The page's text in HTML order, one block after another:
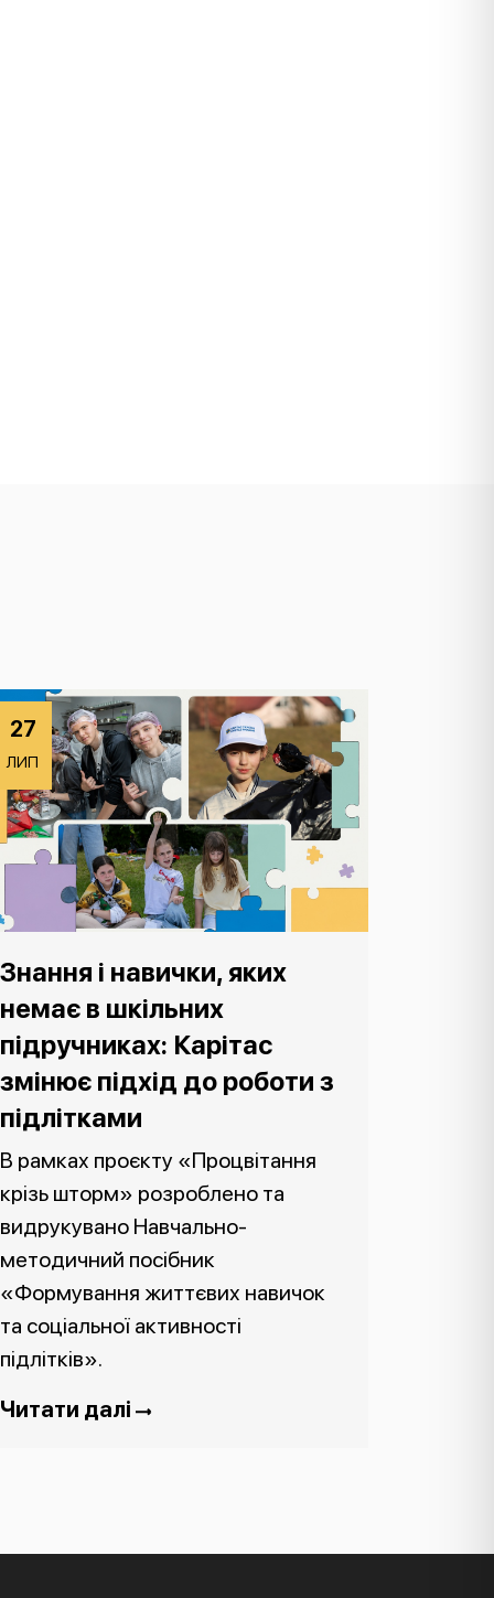
27
ЛИП
Знання і навички, яких
немає в шкільних
підручниках: Карітас
змінює підхід до роботи з
підлітками
В рамках проєкту «Процвітання
крізь шторм» розроблено та
видрукувано Навчально-
методичний посібник
«Формування життєвих навичок
та соціальної активності
підлітків».
Читати далі